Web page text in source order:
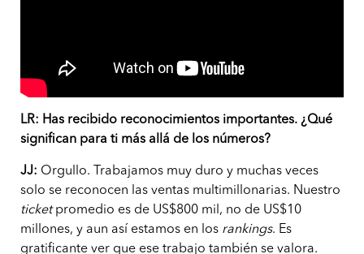
LR: Has recibido reconocimientos importantes. ¿Qué
significan para ti más allá de los números?
JJ: Orgullo. Trabajamos muy duro y muchas veces
solo se reconocen las ventas multimillonarias. Nuestro
ticketpromedio es de US$800 mil, no de US$10
millones, y aun así estamos en los rankings. Es
gratificante ver que ese trabajo también se valora.